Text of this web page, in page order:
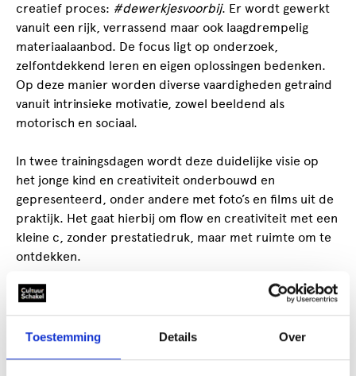
Toestemming Details Over
creatief proces: #dewerkjesvoorbij. Er wordt gewerkt
vanuit een rijk, verrassend maar ook laagdrempelig
materiaalaanbod. De focus ligt op onderzoek,
zelfontdekkend leren en eigen oplossingen bedenken.
Op deze manier worden diverse vaardigheden getraind
vanuit intrinsieke motivatie, zowel beeldend als
motorisch en sociaal.
In twee trainingsdagen wordt deze duidelijke visie op
het jonge kind en creativiteit onderbouwd en
gepresenteerd, onder andere met foto’s en films uit de
praktijk. Het gaat hierbij om flow en creativiteit met een
kleine c, zonder prestatiedruk, maar met ruimte om te
ontdekken.
Werkwijze
Je gaat zelf aan de slag op een speelse manier. Met
eenvoudige en uitdagende materialen die ook voor